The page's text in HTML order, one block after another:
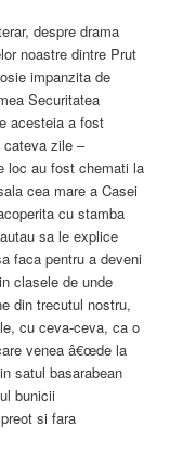
despre drama
noastre dintre Prut
impanzita de
Securitatea
acesteia a fost
zile –
loc au fost chemati la
cea mare a Casei
cu stamba
sa le explice
faca pentru a deveni
clasele de unde
din trecutul nostru,
cu ceva-ceva, ca o
venea â€œde la
satul basarabean
bunicii
si fara